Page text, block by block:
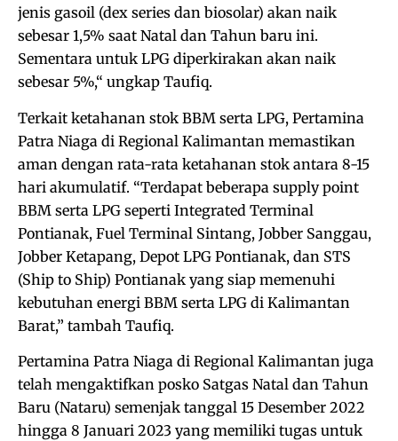
jenis gasoil (dex series dan biosolar) akan naik
sebesar 1,5% saat Natal dan Tahun baru ini.
Sementara untuk LPG diperkirakan akan naik
sebesar 5%,“ ungkap Taufiq.
Terkait ketahanan stok BBM serta LPG, Pertamina
Patra Niaga di Regional Kalimantan memastikan
aman dengan rata-rata ketahanan stok antara 8-15
hari akumulatif. “Terdapat beberapa supply point
BBM serta LPG seperti Integrated Terminal
Pontianak, Fuel Terminal Sintang, Jobber Sanggau,
Jobber Ketapang, Depot LPG Pontianak, dan STS
(Ship to Ship) Pontianak yang siap memenuhi
kebutuhan energi BBM serta LPG di Kalimantan
Barat,” tambah Taufiq.
Pertamina Patra Niaga di Regional Kalimantan juga
telah mengaktifkan posko Satgas Natal dan Tahun
Baru (Nataru) semenjak tanggal 15 Desember 2022
hingga 8 Januari 2023 yang memiliki tugas untuk